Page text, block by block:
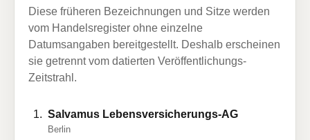
Diese früheren Bezeichnungen und Sitze werden
vom Handelsregister ohne einzelne
Datumsangaben bereitgestellt. Deshalb erscheinen
sie getrennt vom datierten Veröffentlichungs-
Zeitstrahl.
Salvamus Lebensversicherungs-AG
Berlin